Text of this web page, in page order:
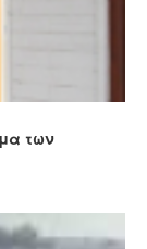
των